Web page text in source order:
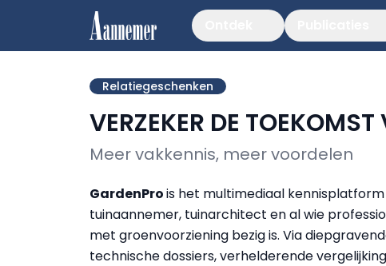
Relatiegeschenken
VERZEKER DE
Meer vakkennis, meer voordelen
GardenProis het multimediaal
tuinaannemer, tuinarchitect en al wie
met groenvoorziening bezig is. Via
technische dossiers, verhelderende